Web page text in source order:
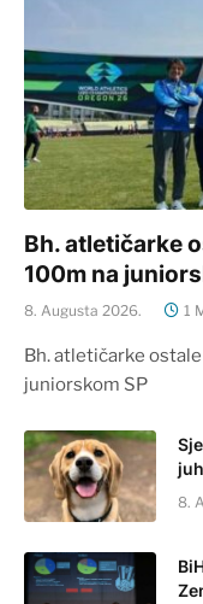
Bh. atletičarke
100m na
8. Augusta 2026. 1
Bh. atletičarke
juniorskom SP
8.